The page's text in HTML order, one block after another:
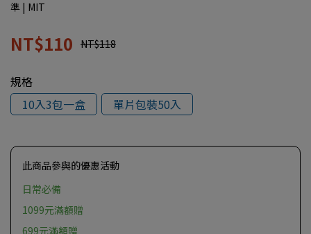
準 | MIT
NT$110 NT$118
規格
10入3包一盒
單片包裝50入
此商品參與的優惠活動
日常必備
1099元滿額贈
699元滿額贈